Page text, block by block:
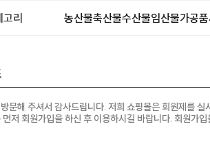
리 농산물축산물수산물임산물가공품
문해 주셔서 감사드립니다. 저희 쇼핑몰은 회원제를 실
먼저 회원가입을 하신 후 이용하시길 바랍니다. 회원가